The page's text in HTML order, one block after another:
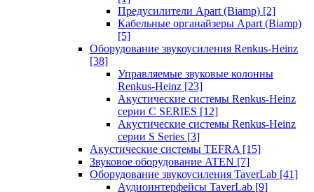
Предусилители Apart (Biamp) [2]
Кабельные органайзеры Apart (Biamp)
[5]
Оборудование звукоусиления Renkus-Heinz
[38]
Управляемые звуковые колонны
Renkus-Heinz [23]
Акустические системы Renkus-Heinz
серии C SERIES [12]
Акустические системы Renkus-Heinz
серии S Series [3]
Акустические системы TEFRA [15]
Звуковое оборудование ATEN [7]
Оборудование звукоусиления TaverLab [41]
Аудиоинтерфейсы TaverLab [9]